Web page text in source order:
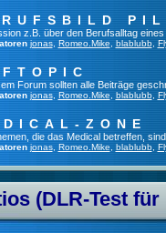
z.B. über den Berufsalltag
jonas, Romeo.Mike, blablubb,
Forum sollten alle Beiträge
jonas, Romeo.Mike blablubb,
ZONE
die das Medical betreffen,
jonas, Romeo.Mike, blablubb,
(DLR-Test